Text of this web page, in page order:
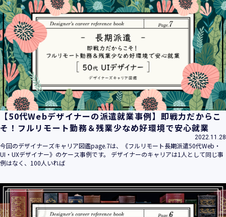
【50代Webデザイナーの派遣就業事例】即戦力だからこ
そ！フルリモート勤務＆残業少なめ好環境で安心就業
2022.11.28
今回のデザイナーズキャリア図鑑page.7は、《フルリモート長期派遣50代Web・
UI・UXデザイナー》のケース事例です。 デザイナーのキャリアは1人として同じ事
例はなく、100人いれば